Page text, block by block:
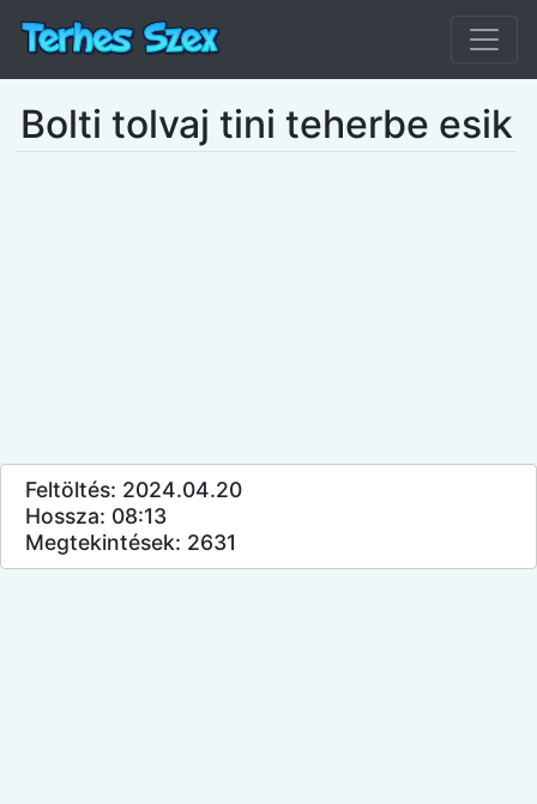
Bolti tolvaj tini teherbe esik
Feltöltés: 2024.04.20
Hossza: 08:13
Megtekintések: 2631